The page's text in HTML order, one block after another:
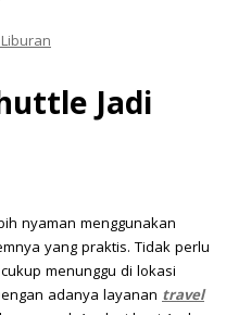
Jadi
nyaman menggunakan
yang praktis. Tidak perlu
menunggu di lokasi
adanya layanan travel